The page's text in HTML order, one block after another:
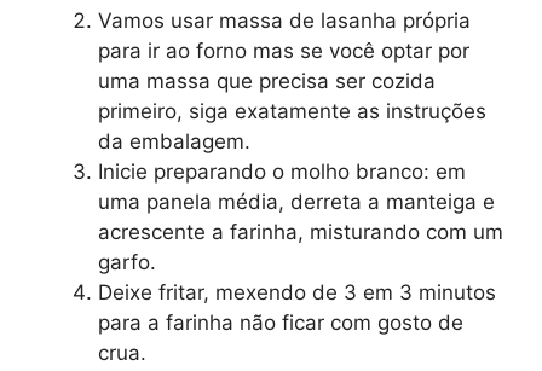
Vamos usar massa de lasanha própria
para ir ao forno mas se você optar por
uma massa que precisa ser cozida
primeiro, siga exatamente as instruções
da embalagem.
Inicie preparando o molho branco: em
uma panela média, derreta a manteiga e
acrescente a farinha, misturando com um
garfo.
Deixe fritar, mexendo de 3 em 3 minutos
para a farinha não ficar com gosto de
crua.